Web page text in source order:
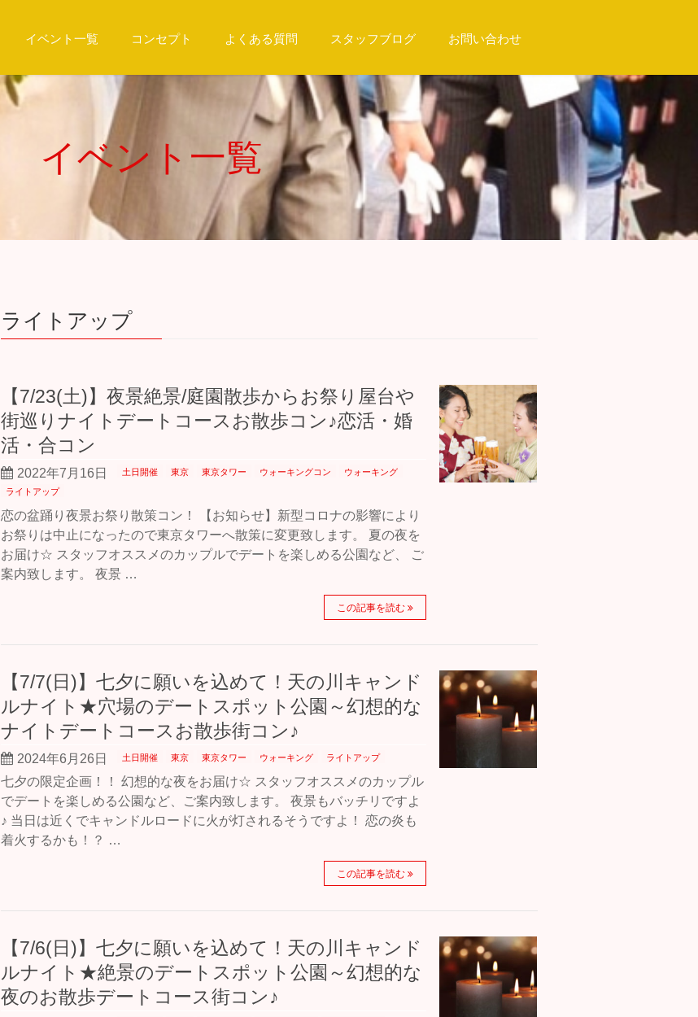
イベント一覧 コンセプト よくある質問 スタッフブログ お問い合わせ
イベント一覧
ライトアップ
【7/23(土)】夜景絶景/庭園散歩からお祭り屋台や
街巡りナイトデートコースお散歩コン♪恋活・婚
活・合コン
2022年7月16日 土日開催 東京 東京タワー ウォーキングコン
ウォーキング
ライトアップ
恋の盆踊り夜景お祭り散策コン！ 【お知らせ】新型コロナの影響により
お祭りは中止になったので東京タワーへ散策に変更致します。 夏の夜を
お届け☆ スタッフオススメのカップルでデートを楽しめる公園など、 ご
案内致します。 夜景 …
この記事を読む
【7/7(日)】七夕に願いを込めて！天の川キャンド
ルナイト★穴場のデートスポット公園～幻想的な
ナイトデートコースお散歩街コン♪
2024年6月26日 土日開催 東京 東京タワー ウォーキング ライトアップ
七夕の限定企画！！ 幻想的な夜をお届け☆ スタッフオススメのカップル
でデートを楽しめる公園など、ご案内致します。 夜景もバッチリですよ
♪ 当日は近くでキャンドルロードに火が灯されるそうですよ！ 恋の炎も
着火するかも！？ …
この記事を読む
【7/6(日)】七夕に願いを込めて！天の川キャンド
ルナイト★絶景のデートスポット公園～幻想的な
夜のお散歩デートコース街コン♪